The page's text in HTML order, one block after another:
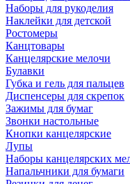
Наборы для рукоделия
Наклейки для детской
Ростомеры
Канцтовары
Канцелярские мелочи
Булавки
Губка и гель для пальцев
Диспенсеры для скрепок
Зажимы для бумаг
Звонки настольные
Кнопки канцелярские
Лупы
Наборы канцелярских
Напальчники для бумаги